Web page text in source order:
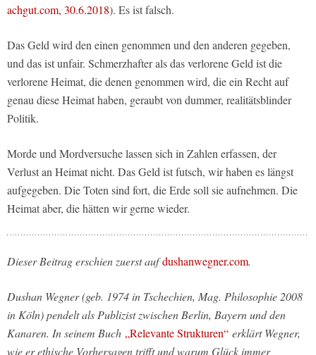
achgut.com, 30.6.2018). Es ist falsch.
Das Geld wird den einen genommen und den anderen gegeben,
und das ist unfair. Schmerzhafter als das verlorene Geld ist die
verlorene Heimat, die denen genommen wird, die ein Recht auf
genau diese Heimat haben, geraubt von dummer, realitätsblinder
Politik.
Morde und Mordversuche lassen sich in Zahlen erfassen, der
Verlust an Heimat nicht. Das Geld ist futsch, wir haben es längst
aufgegeben. Die Toten sind fort, die Erde soll sie aufnehmen. Die
Heimat aber, die hätten wir gerne wieder.
Dieser Beitrag erschien zuerst aufdushanwegner.com.
Dushan Wegner (geb. 1974 in Tschechien, Mag. Philosophie 2008
in Köln) pendelt als Publizist zwischen Berlin, Bayern und den
Kanaren. In seinem Buch „Relevante Strukturen“ erklärt Wegner,
wie er ethische Vorhersagen trifft und warum Glück immer